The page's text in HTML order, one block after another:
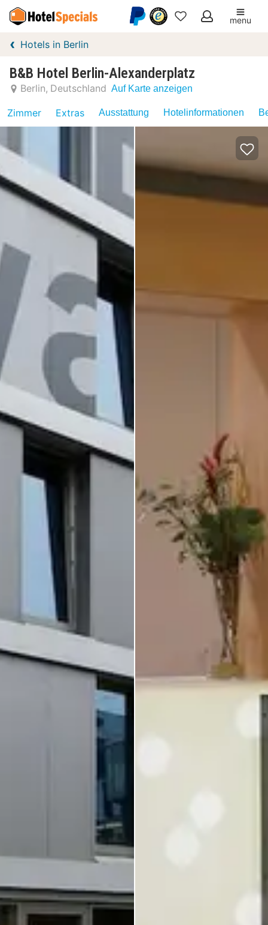
Meine
menu
Hotels in Berlin
B&B Hotel Berlin-Alexanderplatz
Berlin Deutschland Auf Karte anzeigen
Zimmer Extras Ausstattung Hotelinformationen